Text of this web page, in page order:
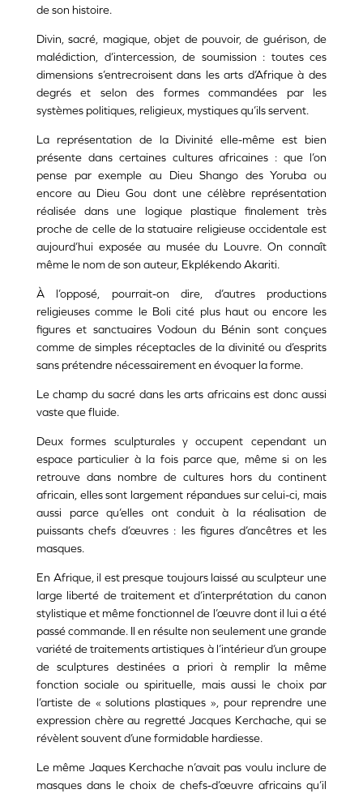
de son histoire.
Divin, sacré, magique, objet de pouvoir, de guérison, de
malédiction, d’intercession, de soumission : toutes ces
dimensions s’entrecroisent dans les arts d’Afrique à des
degrés et selon des formes commandées par les
systèmes politiques, religieux, mystiques qu’ils servent.
La représentation de la Divinité elle-même est bien
présente dans certaines cultures africaines : que l’on
pense par exemple au Dieu Shango des Yoruba ou
encore au Dieu Gou dont une célèbre représentation
réalisée dans une logique plastique finalement très
proche de celle de la statuaire religieuse occidentale est
aujourd’hui exposée au musée du Louvre. On connaît
même le nom de son auteur, Ekplékendo Akariti.
À l’opposé, pourrait-on dire, d’autres productions
religieuses comme le Boli cité plus haut ou encore les
figures et sanctuaires Vodoun du Bénin sont conçues
comme de simples réceptacles de la divinité ou d’esprits
sans prétendre nécessairement en évoquer la forme.
Le champ du sacré dans les arts africains est donc aussi
vaste que fluide.
Deux formes sculpturales y occupent cependant un
espace particulier à la fois parce que, même si on les
retrouve dans nombre de cultures hors du continent
africain, elles sont largement répandues sur celui-ci, mais
aussi parce qu’elles ont conduit à la réalisation de
puissants chefs d’œuvres : les figures d’ancêtres et les
masques.
En Afrique, il est presque toujours laissé au sculpteur une
large liberté de traitement et d’interprétation du canon
stylistique et même fonctionnel de l’œuvre dont il lui a été
passé commande. Il en résulte non seulement une grande
variété de traitements artistiques à l’intérieur d’un groupe
de sculptures destinées a priori à remplir la même
fonction sociale ou spirituelle, mais aussi le choix par
l’artiste de « solutions plastiques », pour reprendre une
expression chère au regretté Jacques Kerchache, qui se
révèlent souvent d’une formidable hardiesse.
Le même Jaques Kerchache n’avait pas voulu inclure de
masques dans le choix de chefs-d’œuvre africains qu’il